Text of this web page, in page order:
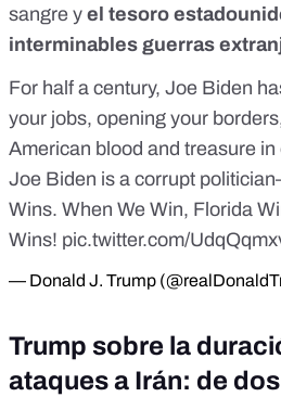
sangre y el tesoro
interminables guerras
For half a century, Joe Biden
your jobs, opening your
American blood and treasure
Joe Biden is a corrupt
Wins. When We Win, Florida
Wins! pic.twitter.com/
— Donald J. Trump
Trump sobre la
ataques a Irán: de